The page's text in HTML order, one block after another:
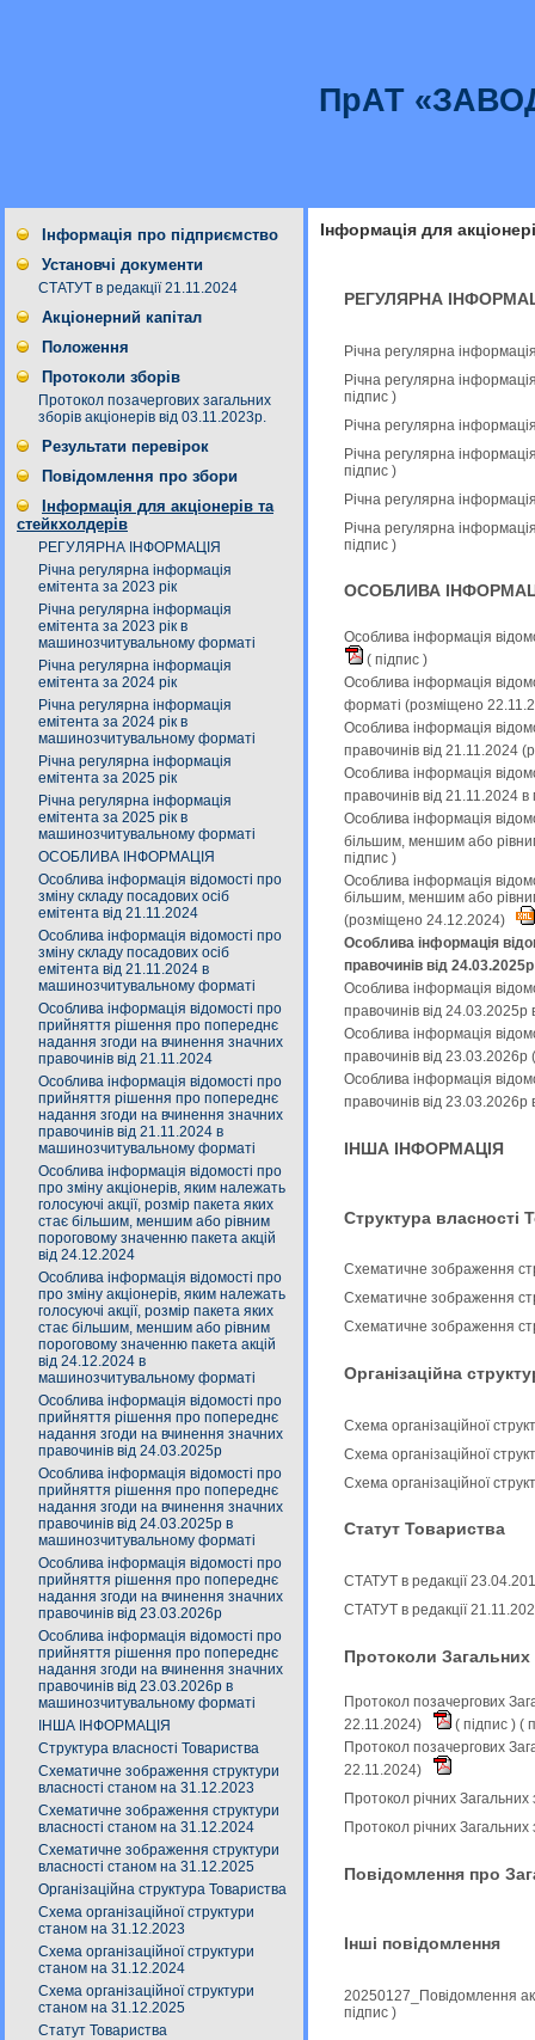
ПрАТ
Інформація про підприємство
Установчі документи
СТАТУТ в редакції 21.11.2024
Акціонерний капітал
Положення
Протоколи зборів
Протокол позачергових загальних
зборів акціонерів від 03.11.2023р.
Результати перевірок
Повідомлення про збори
Інформація для акціонерів та
стейкхолдерів
РЕГУЛЯРНА ІНФОРМАЦІЯ
Річна регулярна інформація
емітента за 2023 рік
Річна регулярна інформація
емітента за 2023 рік в
машинозчитувальному форматі
Річна регулярна інформація
емітента за 2024 рік
Річна регулярна інформація
емітента за 2024 рік в
машинозчитувальному форматі
Річна регулярна інформація
емітента за 2025 рік
Річна регулярна інформація
емітента за 2025 рік в
машинозчитувальному форматі
ОСОБЛИВА ІНФОРМАЦІЯ
Особлива інформація відомості про
зміну складу посадових осіб
емітента від 21.11.2024
Особлива інформація відомості про
зміну складу посадових осіб
емітента від 21.11.2024 в
машинозчитувальному форматі
Особлива інформація відомості про
прийняття рішення про попереднє
надання згоди на вчинення значних
правочинів від 21.11.2024
Особлива інформація відомості про
прийняття рішення про попереднє
надання згоди на вчинення значних
правочинів від 21.11.2024 в
машинозчитувальному форматі
Особлива інформація відомості про
про зміну акціонерів, яким належать
голосуючі акції, розмір пакета яких
стає більшим, меншим або рівним
пороговому значенню пакета акцій
від 24.12.2024
Особлива інформація відомості про
про зміну акціонерів, яким належать
голосуючі акції, розмір пакета яких
стає більшим, меншим або рівним
пороговому значенню пакета акцій
від 24.12.2024 в
машинозчитувальному форматі
Особлива інформація відомості про
прийняття рішення про попереднє
надання згоди на вчинення значних
правочинів від 24.03.2025р
Особлива інформація відомості про
прийняття рішення про попереднє
надання згоди на вчинення значних
правочинів від 24.03.2025р в
машинозчитувальному форматі
Особлива інформація відомості про
прийняття рішення про попереднє
надання згоди на вчинення значних
правочинів від 23.03.2026р
Особлива інформація відомості про
прийняття рішення про попереднє
надання згоди на вчинення значних
правочинів від 23.03.2026р в
машинозчитувальному форматі
ІНША ІНФОРМАЦІЯ
Структура власності Товариства
Схематичне зображення структури
власності станом на 31.12.2023
Схематичне зображення структури
власності станом на 31.12.2024
Схематичне зображення структури
власності станом на 31.12.2025
Організаційна структура Товариства
Схема організаційної структури
станом на 31.12.2023
Схема організаційної структури
станом на 31.12.2024
Схема організаційної структури
станом на 31.12.2025
Статут Товариства
Інформація для
РЕГУЛЯРНА
Річна регулярна
Річна регулярна
підпис )
Річна регулярна
Річна регулярна
підпис )
Річна регулярна
Річна регулярна
підпис )
ОСОБЛИВА
Особлива інформація
( підпис )
Особлива інформація
форматі (розміщено
Особлива інформація
правочинів від 21.11.2024
Особлива інформація
правочинів від 21.11.2024
Особлива інформація
більшим, меншим або
підпис )
Особлива інформація
більшим, меншим або
(розміщено 24.12.2024)
Особлива інформація
правочинів від
Особлива інформація
правочинів від
Особлива інформація
правочинів від
Особлива інформація
правочинів від
ІНША ІНФОРМАЦІЯ
Структура власності
Схематичне зображення
Схематичне зображення
Схематичне зображення
Організаційна
Схема організаційної
Схема організаційної
Схема організаційної
Статут Товариства
СТАТУТ в редакції
СТАТУТ в редакції
Протоколи Загальних
Протокол позачергових
22.11.2024)
( підпис ) (
Протокол позачергових
22.11.2024)
Протокол річних
Протокол річних
Повідомлення про
Інші повідомлення
20250127_Повідомлення
підпис )